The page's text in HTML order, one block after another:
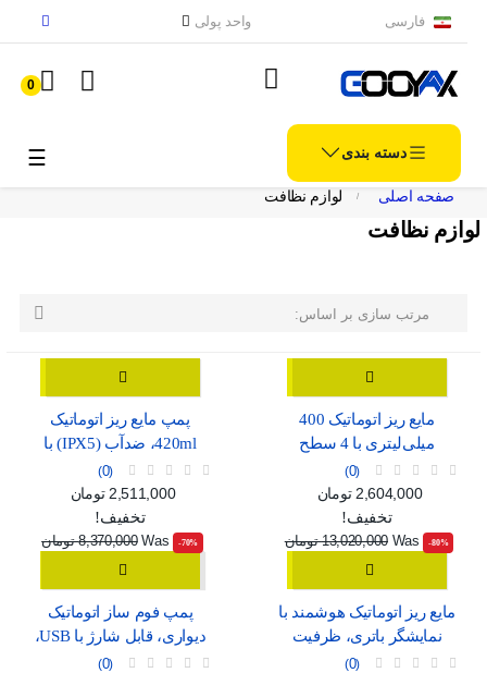
فارسی واحد پولی
0
دسته بندی ☰
صفحه اصلی لوازم نظافت
لوازم نظافت
مرتب سازی بر اساس: 
مایع ریز اتوماتیک 400
میلی‌لیتری با 4 سطح
تنظیم، موجود در دو رنگ
سفید و مشکی
0
قیمت عادی
قیمت
2,604,000 تومان
تخفیف!
‎-80%
Was 13,020,000 تومان
پمپ مایع ریز اتوماتیک
420ml، ضدآب (IPX5) با
C
0
قیمت عادی
قیمت
2,511,000 تومان
تخفیف!
‎-70%
Was 8,370,000 تومان
مایع ریز اتوماتیک هوشمند با
نمایشگر باتری، ظرفیت
420ml و استاندارد ضدآب
0
پمپ فوم ساز اتوماتیک
دیواری، قابل شارژ با USB،
طرح مینیمال سفید و آبی
0